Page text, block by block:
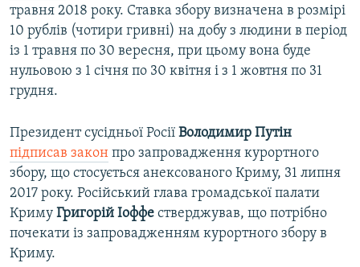
травня 2018 року. Ставка збору визначена в розмірі
10 рублів (чотири гривні) на добу з людини в період
із 1 травня по 30 вересня, при цьому вона буде
нульовою з 1 січня по 30 квітня і з 1 жовтня по 31
грудня.
Президент сусідньої Росії Володимир Путін
підписав закон про запровадження курортного
збору, що стосується анексованого Криму, 31 липня
2017 року. Російський глава громадської палати
Криму Григорій Іоффе стверджував, що потрібно
почекати із запровадженням курортного збору в
Криму.